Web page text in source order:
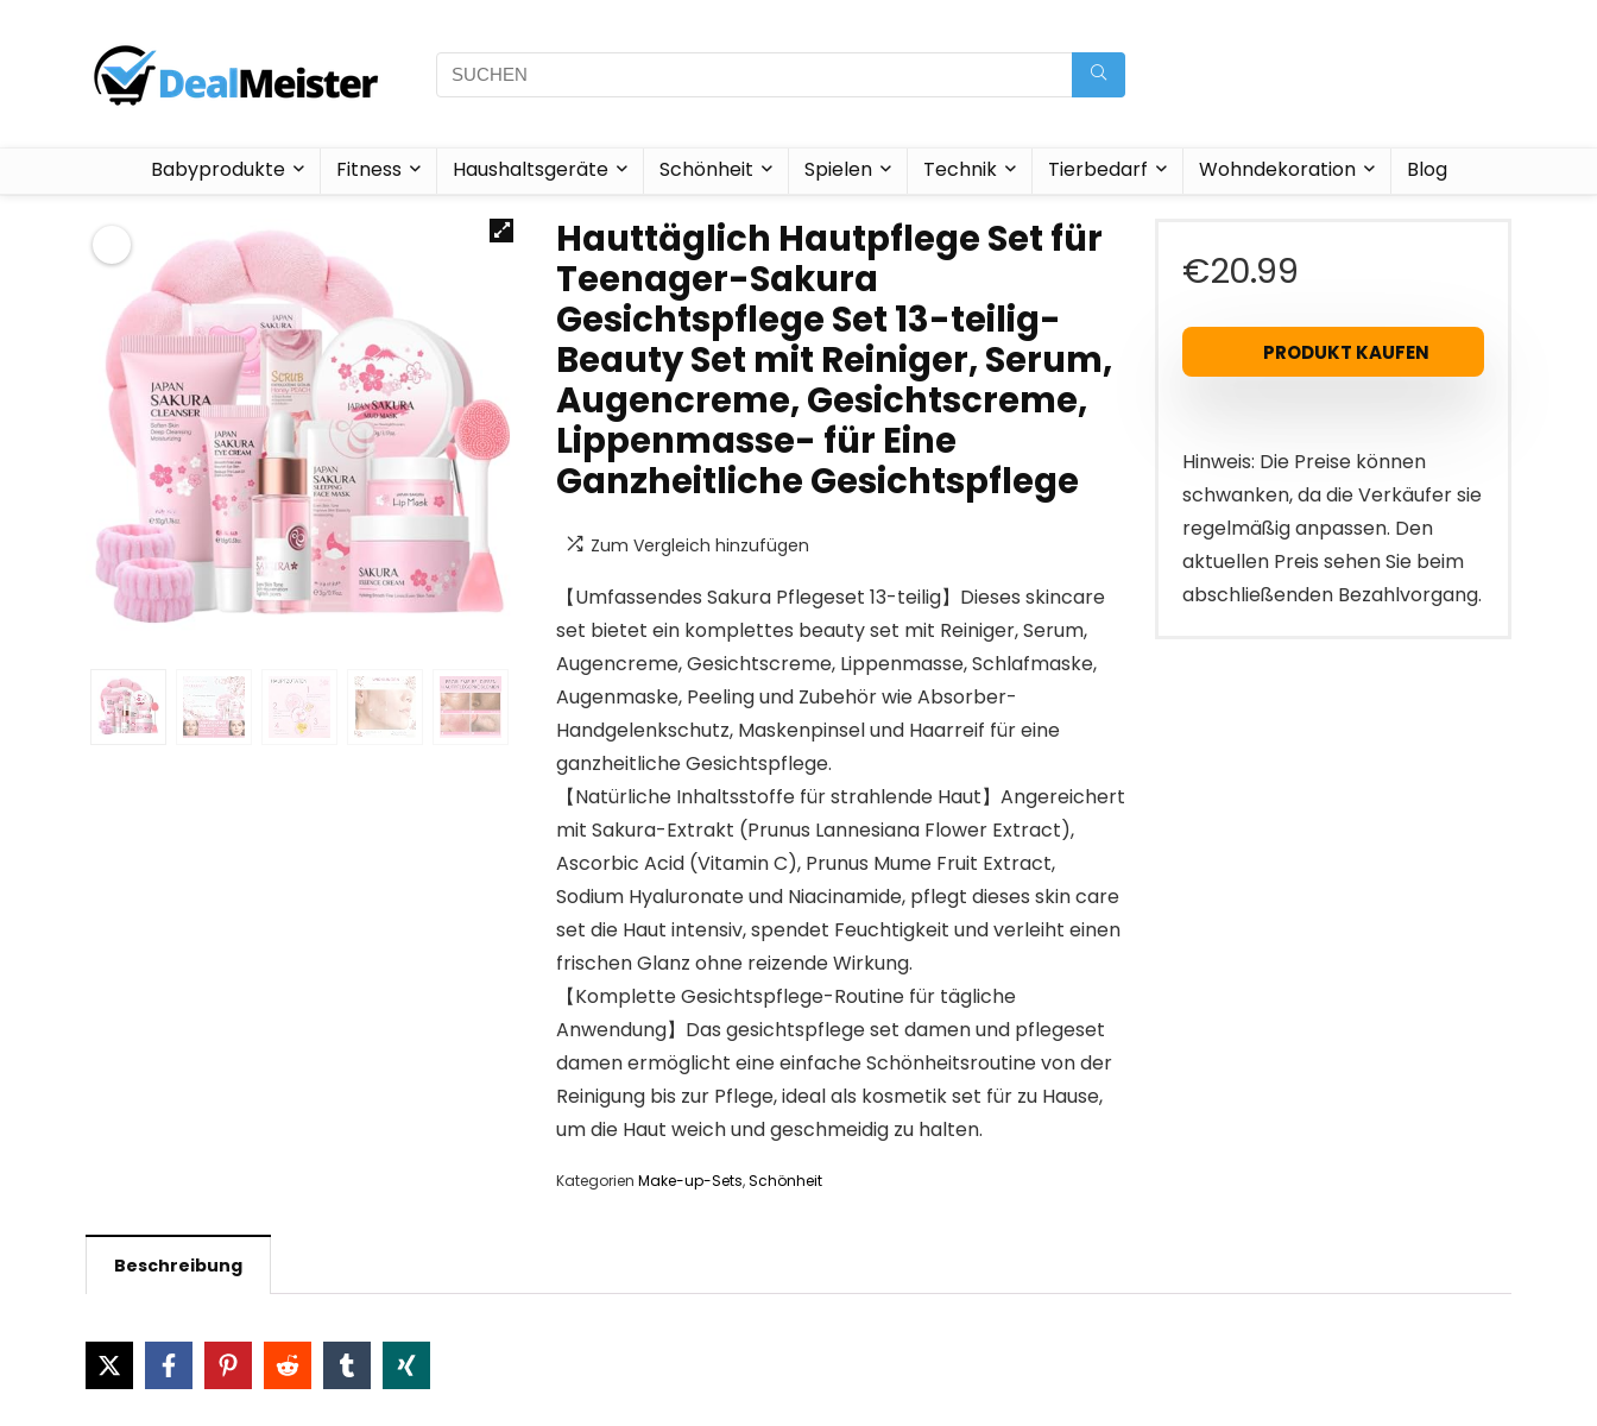
Babyprodukte Fitness Haushaltsgeräte Schönheit Spielen Technik Tierbedarf Wohndekoration Blog
Hauttäglich Hautpflege Set für
Teenager-Sakura
Gesichtspflege Set 13-teilig-
Beauty Set mit Reiniger, Serum,
Augencreme, Gesichtscreme,
Lippenmasse- für Eine
Ganzheitliche Gesichtspflege
Zum Vergleich hinzufügen
【Umfassendes Sakura Pflegeset 13-teilig】Dieses skincare
set​ bietet ein komplettes beauty set​ mit Reiniger, Serum,
Augencreme, Gesichtscreme, Lippenmasse, Schlafmaske,
Augenmaske, Peeling und Zubehör wie Absorber-
Handgelenkschutz, Maskenpinsel und Haarreif für eine
ganzheitliche Gesichtspflege.
【Natürliche Inhaltsstoffe für strahlende Haut】Angereichert
mit Sakura-Extrakt (Prunus Lannesiana Flower Extract),
Ascorbic Acid (Vitamin C), Prunus Mume Fruit Extract,
Sodium Hyaluronate und Niacinamide, pflegt dieses skin care
set​ die Haut intensiv, spendet Feuchtigkeit und verleiht einen
frischen Glanz ohne reizende Wirkung.
【Komplette Gesichtspflege-Routine für tägliche
Anwendung】Das gesichtspflege set damen​ und pflegeset
damen​ ermöglicht eine einfache Schönheitsroutine von der
Reinigung bis zur Pflege, ideal als kosmetik set​ für zu Hause,
um die Haut weich und geschmeidig zu halten.
Kategorien Make-up-Sets,Schönheit
€20.99
PRODUKT KAUFEN
Hinweis: Die Preise können
schwanken, da die Verkäufer sie
regelmäßig anpassen. Den
aktuellen Preis sehen Sie beim
abschließenden Bezahlvorgang.
Beschreibung